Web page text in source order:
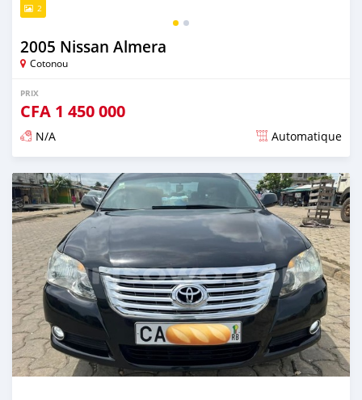
2
2005 Nissan Almera
Cotonou
PRIX
CFA 1 450 000
N/A Automatique
Publié il y a environ 4 ans